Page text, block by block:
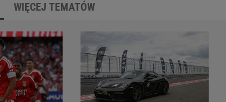
WIĘCEJ TEMATÓW